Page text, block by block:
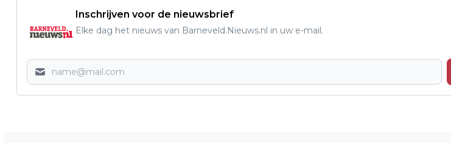
Inschrijven voor de nieuwsbrief
Elke dag het nieuws van Barneveld.Nieuws.nl in uw e-mail.